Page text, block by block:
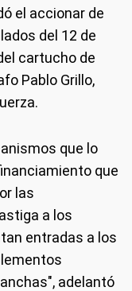
el accionar de
del 12 de
cartucho de
Pablo Grillo,
que lo
que
las
a los
entradas a los
adelantó